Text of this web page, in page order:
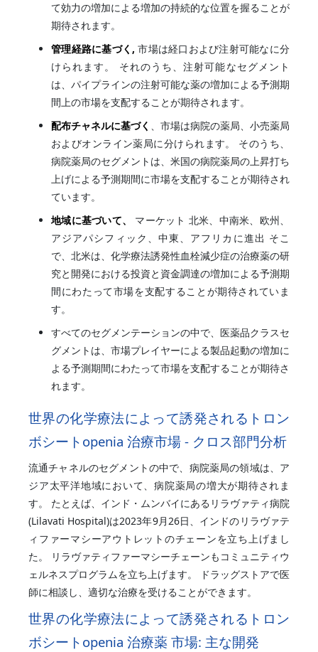
て効力の増加による増加の持続的な位置を握ることが
期待されます。
管理経路に基づく,市場は経口および注射可能なに分
けられます。 それのうち、注射可能なセグメント
は、パイプラインの注射可能な薬の増加による予測期
間上の市場を支配することが期待されます。
配布チャネルに基づく 、市場は病院の薬局、小売薬局
およびオンライン薬局に分けられます。 そのうち、
病院薬局のセグメントは、米国の病院薬局の上昇打ち
上げによる予測期間に市場を支配することが期待され
ています。
地域に基づいて、 マーケット 北米、中南米、欧州、
アジアパシフィック、中東、アフリカに進出 そこ
で、北米は、化学療法誘発性血栓減少症の治療薬の研
究と開発における投資と資金調達の増加による予測期
間にわたって市場を支配することが期待されていま
す。
すべてのセグメンテーションの中で、医薬品クラスセ
グメントは、市場プレイヤーによる製品起動の増加に
よる予測期間にわたって市場を支配することが期待さ
れます。
世界の化学療法によって誘発されるトロン
ボシートopenia 治療市場 - クロス部門分析
流通チャネルのセグメントの中で、病院薬局の領域は、ア
ジア太平洋地域において、病院薬局の増大が期待されま
す。 たとえば、インド・ムンバイにあるリラヴァティ病院
(Lilavati Hospital)は2023年9月26日、インドのリラヴァテ
ィファーマシーアウトレットのチェーンを立ち上げまし
た。 リラヴァティファーマシーチェーンもコミュニティウ
ェルネスプログラムを立ち上げます。 ドラッグストアで医
師に相談し、適切な治療を受けることができます。
世界の化学療法によって誘発されるトロン
ボシートopenia 治療薬 市場: 主な開発